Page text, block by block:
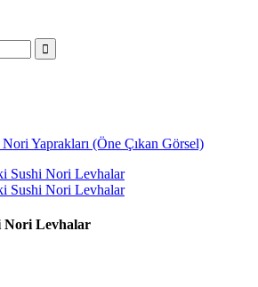
Nori Levhalar